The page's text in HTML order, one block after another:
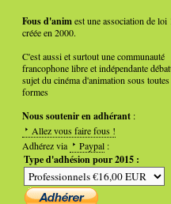
Fous d'animest une association de loi
créée en 2000.
C'est aussi et surtout une communauté
francophone libre et indépendante
sujet du cinéma d'animation sous toutes
formes
Nous soutenir en adhérant :
Allez vous faire fous !
Adhérez via
Paypal :
Type d'adhésion pour 2015 :